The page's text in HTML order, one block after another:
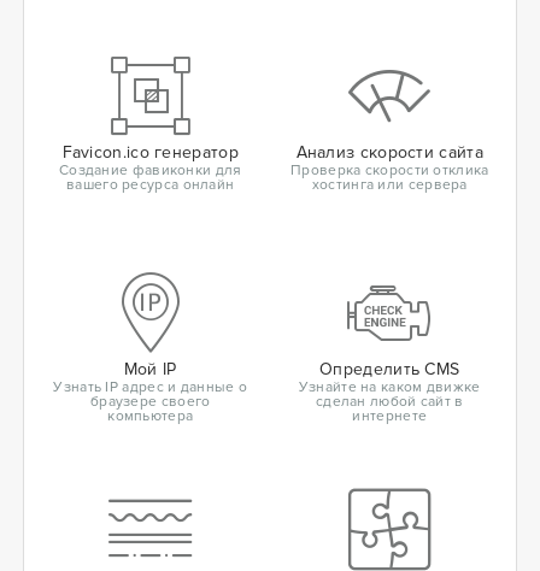
Favicon.ico генератор
Создание фавиконки для
вашего ресурса онлайн
Анализ скорости сайта
Проверка скорости отклика
хостинга или сервера
Мой IP
Узнать IP адрес и данные о
браузере своего
компьютера
Определить CMS
Узнайте на каком движке
сделан любой сайт в
интернете